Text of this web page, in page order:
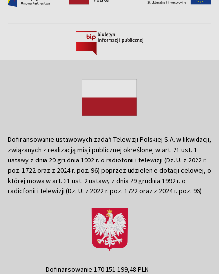
Dofinansowanie ustawowych zadań Telewizji Polskiej S.A. w likwidacji,
związanych z realizacją misji publicznej określonej w art. 21 ust. 1
ustawy z dnia 29 grudnia 1992 r. o radiofonii i telewizji (Dz. U. z 2022 r.
poz. 1722 oraz z 2024 r. poz. 96) poprzez udzielenie dotacji celowej, o
której mowa w art. 31 ust. 2 ustawy z dnia 29 grudnia 1992 r. o
radiofonii i telewizji (Dz. U. z 2022 r. poz. 1722 oraz z 2024 r. poz. 96)
Dofinansowanie 170 151 199,48 PLN